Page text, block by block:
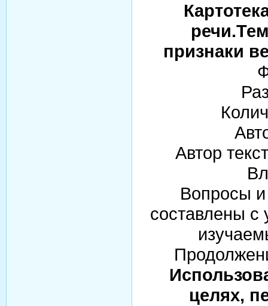
признаки
Автор
Вопросы и
составлены с
целях,